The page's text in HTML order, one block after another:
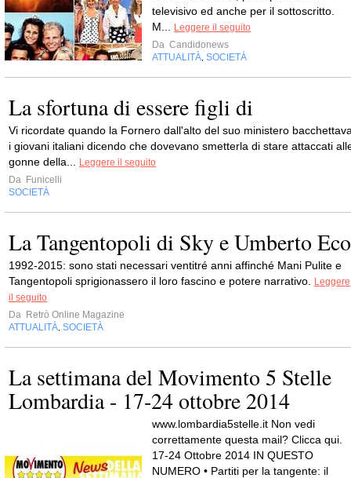
televisivo ed anche per il sottoscritto.
M...
Leggere il seguito
Da Candidonews
ATTUALITÀ SOCIETÀ
La sfortuna di essere figli di
Vi ricordate quando la Fornero dall'alto del suo ministero
i giovani italiani dicendo che dovevano smetterla di stare attaccati
gonne della...
Leggere il seguito
Da Funicelli
SOCIETÀ
La Tangentopoli di Sky e Umberto Eco
1992-2015: sono stati necessari ventitré anni affinché Mani Pulite e
Tangentopoli sprigionassero il loro fascino e potere narrativo.
Leggere
il seguito
Da Retrò Online Magazine
ATTUALITÀ SOCIETÀ
La settimana del Movimento 5 Stelle
Lombardia - 17-24 ottobre 2014
www.lombardia5stelle.it Non vedi
correttamente questa mail? Clicca qui.
17-24 Ottobre 2014 IN QUESTO
NUMERO • Partiti per la tangente: il